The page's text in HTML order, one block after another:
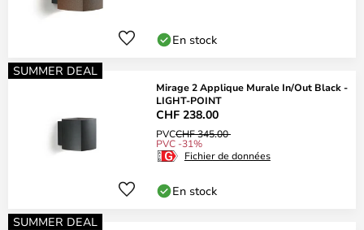
En stock
SUMMER DEAL
Mirage 2 Applique Murale In/Out Black -
LIGHT-POINT
CHF 238.00
PVCCHF 345.00
PVC -31%
Fichier de données
En stock
SUMMER DEAL